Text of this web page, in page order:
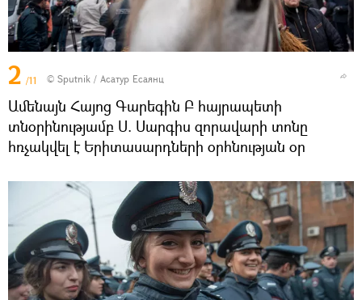
2 /11 © Sputnik / Асатур Есаянц
Ամենայն Հայոց Գարեգին Բ հայրապետի
տնօրինությամբ Ս. Սարգիս զորավարի տոնը
հռչակվել է Երիտասարդների օրհնության օր